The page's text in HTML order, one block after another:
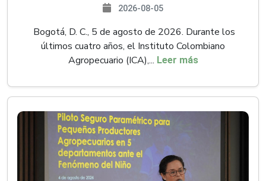
2026-08-05
Bogotá, D. C., 5 de agosto de 2026. Durante los
últimos cuatro años, el Instituto Colombiano
Agropecuario (ICA),... Leer más